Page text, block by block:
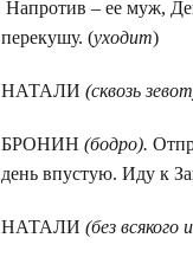
Напротив – ее муж,
перекушу. (уходит)
НАТАЛИ(сквозь
БРОНИН(бодро).
день впустую. Иду к
НАТАЛИ(без всякого